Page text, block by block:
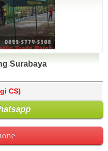
Surabaya
CS)